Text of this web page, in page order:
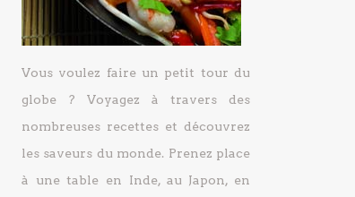
Vous voulez faire un petit tour du
globe ? Voyagez à travers des
nombreuses recettes et découvrez
les saveurs du monde. Prenez place
à une table en Inde, au Japon, en